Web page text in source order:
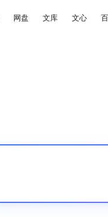
网盘 文库 文心